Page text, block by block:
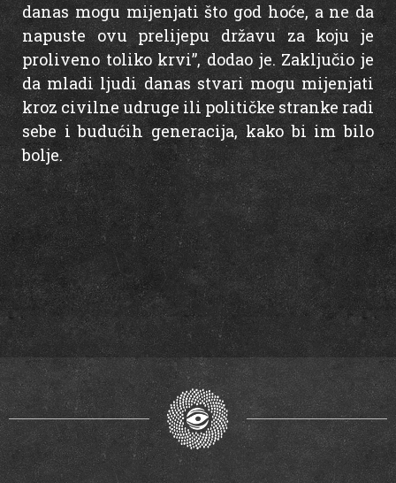
danas mogu mijenjati što god hoće, a ne da
napuste ovu prelijepu državu za koju je
proliveno toliko krvi”, dodao je. Zaključio je
da mladi ljudi danas stvari mogu mijenjati
kroz civilne udruge ili političke stranke radi
sebe i budućih generacija, kako bi im bilo
bolje.